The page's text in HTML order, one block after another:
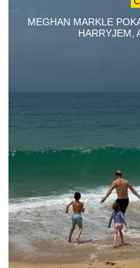
MEGHAN MARKLE
HARRYJEM,